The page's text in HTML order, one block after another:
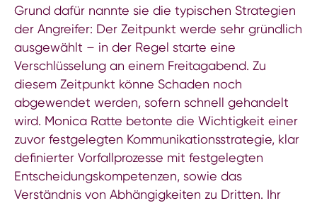
Grund dafür nannte sie die typischen Strategien
der Angreifer: Der Zeitpunkt werde sehr gründlich
ausgewählt – in der Regel starte eine
Verschlüsselung an einem Freitagabend. Zu
diesem Zeitpunkt könne Schaden noch
abgewendet werden, sofern schnell gehandelt
wird. Monica Ratte betonte die Wichtigkeit einer
zuvor festgelegten Kommunikationsstrategie, klar
definierter Vorfallprozesse mit festgelegten
Entscheidungskompetenzen, sowie das
Verständnis von Abhängigkeiten zu Dritten. Ihr